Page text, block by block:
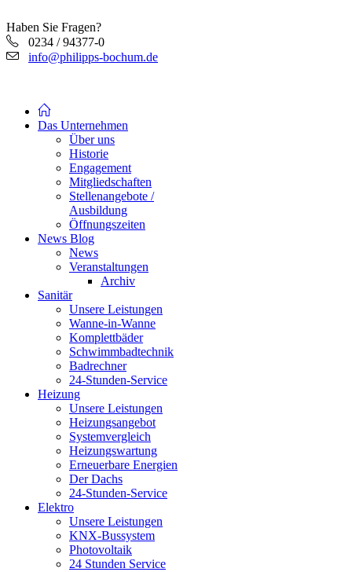
Haben Sie Fragen?
0234 / 94377-0
info@philipps-bochum.de
Das Unternehmen
Über uns
Historie
Engagement
Mitgliedschaften
Stellenangebote /
Ausbildung
Öffnungszeiten
News Blog
News
Veranstaltungen
Archiv
Sanitär
Unsere Leistungen
Wanne-in-Wanne
Komplettbäder
Schwimmbadtechnik
Badrechner
24-Stunden-Service
Heizung
Unsere Leistungen
Heizungsangebot
Systemvergleich
Heizungswartung
Erneuerbare Energien
Der Dachs
24-Stunden-Service
Elektro
Unsere Leistungen
KNX-Bussystem
Photovoltaik
24 Stunden Service